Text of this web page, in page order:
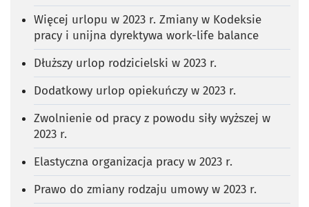
Więcej urlopu w 2023 r. Zmiany w Kodeksie
pracy i unijna dyrektywa work-life balance
Dłuższy urlop rodzicielski w 2023 r.
Dodatkowy urlop opiekuńczy w 2023 r.
Zwolnienie od pracy z powodu siły wyższej w
2023 r.
Elastyczna organizacja pracy w 2023 r.
Prawo do zmiany rodzaju umowy w 2023 r.